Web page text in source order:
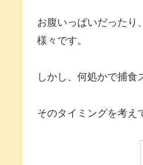
お腹いっぱいだったり
様々です。
しかし、何処かで捕食
そのタイミングを考え